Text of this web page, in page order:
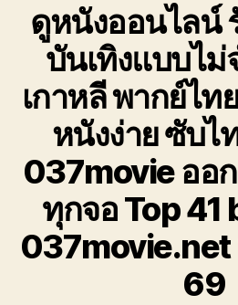
ดูหนังออนไลน์
บันเทิงแบบไม่
เกาหลี พากย์ไ
หนังง่าย ซับไ
037movie ออ
ทุกจอ Top 41
037movie.net
69